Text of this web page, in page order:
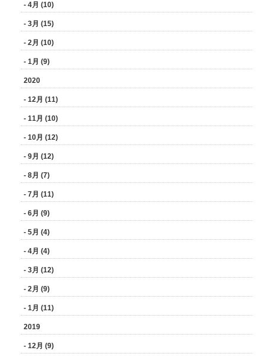
- 4月 (10)
- 3月 (15)
- 2月 (10)
- 1月 (9)
2020
- 12月 (11)
- 11月 (10)
- 10月 (12)
- 9月 (12)
- 8月 (7)
- 7月 (11)
- 6月 (9)
- 5月 (4)
- 4月 (4)
- 3月 (12)
- 2月 (9)
- 1月 (11)
2019
- 12月 (9)